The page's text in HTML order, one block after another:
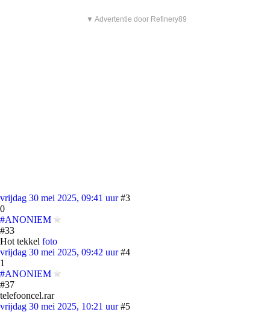
▼ Advertentie door Refinery89
vrijdag 30 mei 2025, 09:41 uur #3
0
#ANONIEM
#33
Hot tekkel foto
vrijdag 30 mei 2025, 09:42 uur #4
1
#ANONIEM
#37
telefooncel.rar
vrijdag 30 mei 2025, 10:21 uur #5